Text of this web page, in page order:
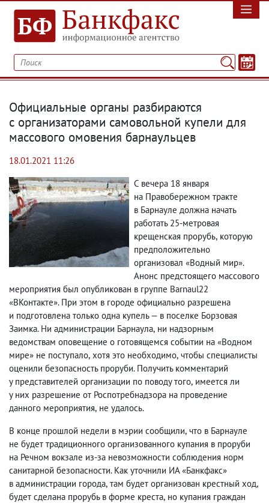
Официальные органы разбираются
с организаторами самовольной купели для
массового омовения барнаульцев
18.01.2021 11:26
С вечера 18 января
на Правобережном тракте
в Барнауле должна начать
работать 25-метровая
крещенская прорубь, которую
предположительно
организовал «Водный мир».
Анонс предстоящего массового
мероприятия был опубликован в группе Barnaul22
«ВКонтакте». При этом в городе официально разрешена
и подготовлена только одна купель — в поселке Борзовая
Заимка. Ни администрации Барнаула, ни надзорным
ведомствам оповещение о готовящемся событии на «Водном
мире» не поступало, хотя это необходимо, чтобы специалисты
оценили безопасность проруби. Получить комментарий
у представителей организации по поводу того, имеется ли
у них разрешение от Роспотребнадзора на проведение
данного мероприятия, не удалось.
В конце прошлой недели в мэрии сообщили, что в Барнауле
не будет традиционного организованного купания в проруби
на Речном вокзале из-за невозможности соблюдения норм
санитарной безопасности. Как уточнили ИА «Банкфакс»
в администрации города, там будет организован крестный ход,
будет сделана прорубь в форме креста, но купания граждан